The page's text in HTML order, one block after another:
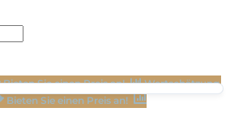
Bieten Sie einen Preis an!
Wertschätzung
Bieten Sie einen Preis an!